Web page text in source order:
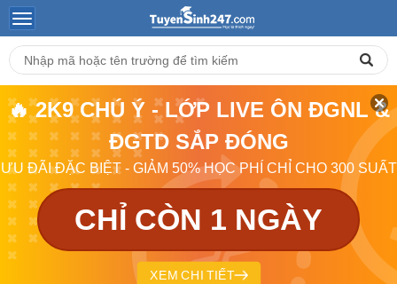
🔥 2K9 CHÚ Ý - LỚP LIVE ÔN ĐGNL &
ĐGTD SẮP ĐÓNG
ƯU ĐÃI ĐẶC BIỆT - GIẢM 50% HỌC PHÍ CHỈ CHO 300 SUẤT
CHỈ CÒN 1 NGÀY
XEM CHI TIẾT